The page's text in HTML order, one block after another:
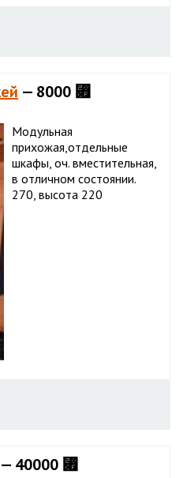
— 8000 ⃏
Модульная
прихожая,отдельные
шкафы, оч. вместительная,
в отличном состоянии.
270, высота 220
— 40000 ⃏